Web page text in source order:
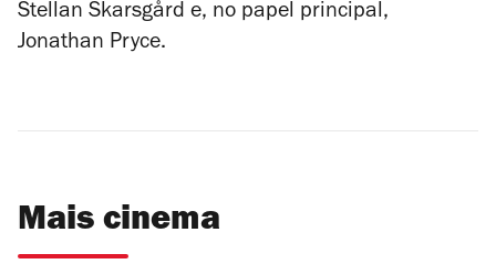
Stellan Skarsgård e, no papel principal,
Jonathan Pryce.
Mais cinema